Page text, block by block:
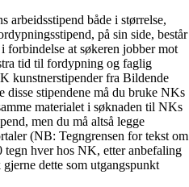
arbeidsstipend både i størrelse,
på sin side, består
forbindelse at søkeren jobber mot
tid til fordypning og faglig
kunstnerstipender fra Bildende
disse stipendene må du bruke NKs
materialet i søknaden til NKs
men du må altså legge
(NB: Tegngrensen for tekst om
tegn hver hos NK, etter anbefaling
dette som utgangspunkt